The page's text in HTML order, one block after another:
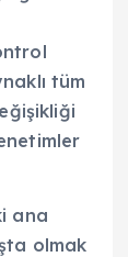
tüm
ana
olmak